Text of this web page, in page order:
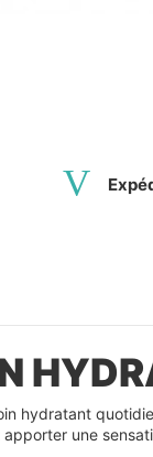
hydratant
une